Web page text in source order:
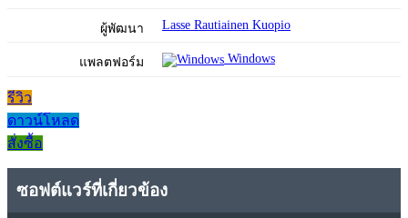
ผู้พัฒนา Lasse Rautiainen Kuopio
แพลตฟอร์ม Windows
รีวิว
ดาวน์โหลด
สั่งซื้อ
ซอฟต์แวร์ที่เกี่ยวข้อง